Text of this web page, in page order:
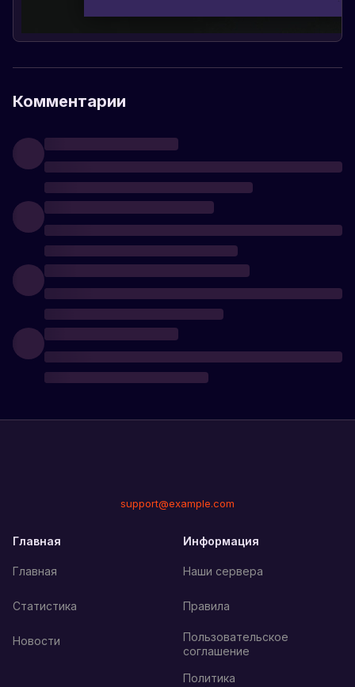
Комментарии
support@example.com
Главная
Главная
Статистика
Новости
Информация
Наши сервера
Правила
Пользовательское
соглашение
Политика